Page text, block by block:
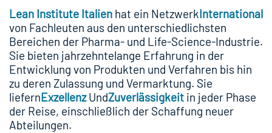
Lean Institute Italien hat ein NetzwerkInternational
von Fachleuten aus den unterschiedlichsten
Bereichen der Pharma- und Life-Science-Industrie.
Sie bieten jahrzehntelange Erfahrung in der
Entwicklung von Produkten und Verfahren bis hin
zu deren Zulassung und Vermarktung. Sie
liefernExzellenzUndZuverlässigkeit in jeder Phase
der Reise, einschließlich der Schaffung neuer
Abteilungen.